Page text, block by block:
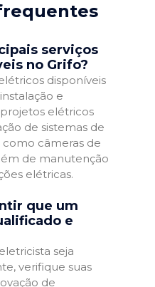
serviços
no Grifo?
disponíveis
e
elétricos
de sistemas de
como câmeras de
de manutenção
elétricas.
que um
e
seja
verifique suas
de